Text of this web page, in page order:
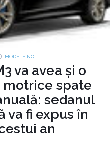
MODELE NOI
va avea și o
spate
sedanul
va fi expus în
an